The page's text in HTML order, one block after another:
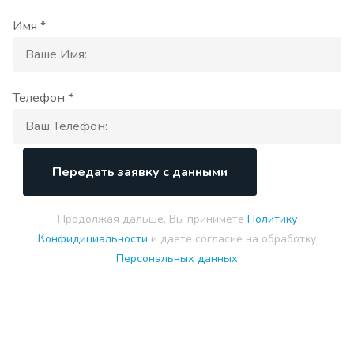
Имя *
Телефон *
Передать заявку с данными
Продолжая дальше, Вы принимете Политику
Конфидициальности и даете согласие на обработку
Персональных данных